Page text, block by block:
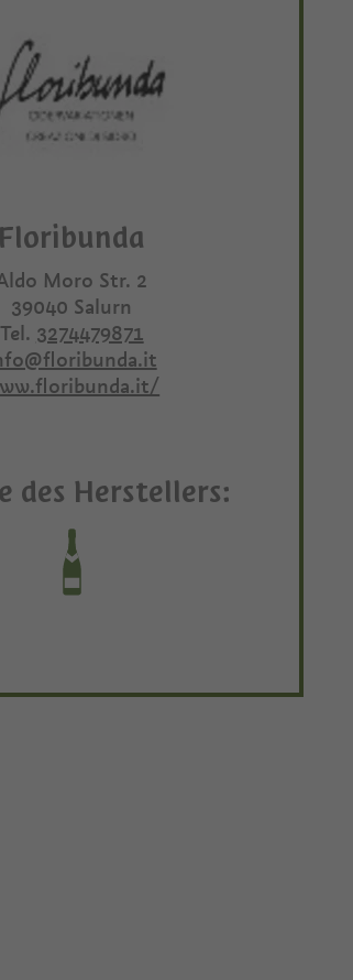
Floribunda
Moro Str. 2
39040 Salurn
Tel. 3274479871
des Herstellers: